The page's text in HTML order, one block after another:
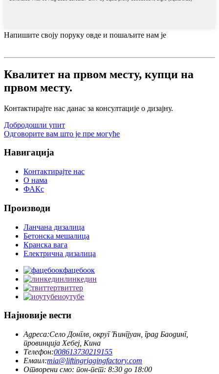
Напишите своју поруку овде и пошаљите нам је
Квалитет на првом месту, купци на
првом месту.
Контактирајте нас данас за консултације о дизајну.
Добродошли упит
Одговорите вам што је пре могуће
Навигација
Контактирајте нас
О нама
ФАКс
Производи
Ланчана дизалица
Бетонска мешалица
Кранска вага
Електрична дизалица
фацебоок
линкедин
твиттер
иоутубе
Најновије вести
Адреса:Село Донглв, округ Ћингјуан, град Баодинг,
провинција Хебеј, Кина
Телефон:008613730219155
Емаил:mia@liftingriggingfactory.com
Отворени смо: пон-пет: 8:30 до 18:00